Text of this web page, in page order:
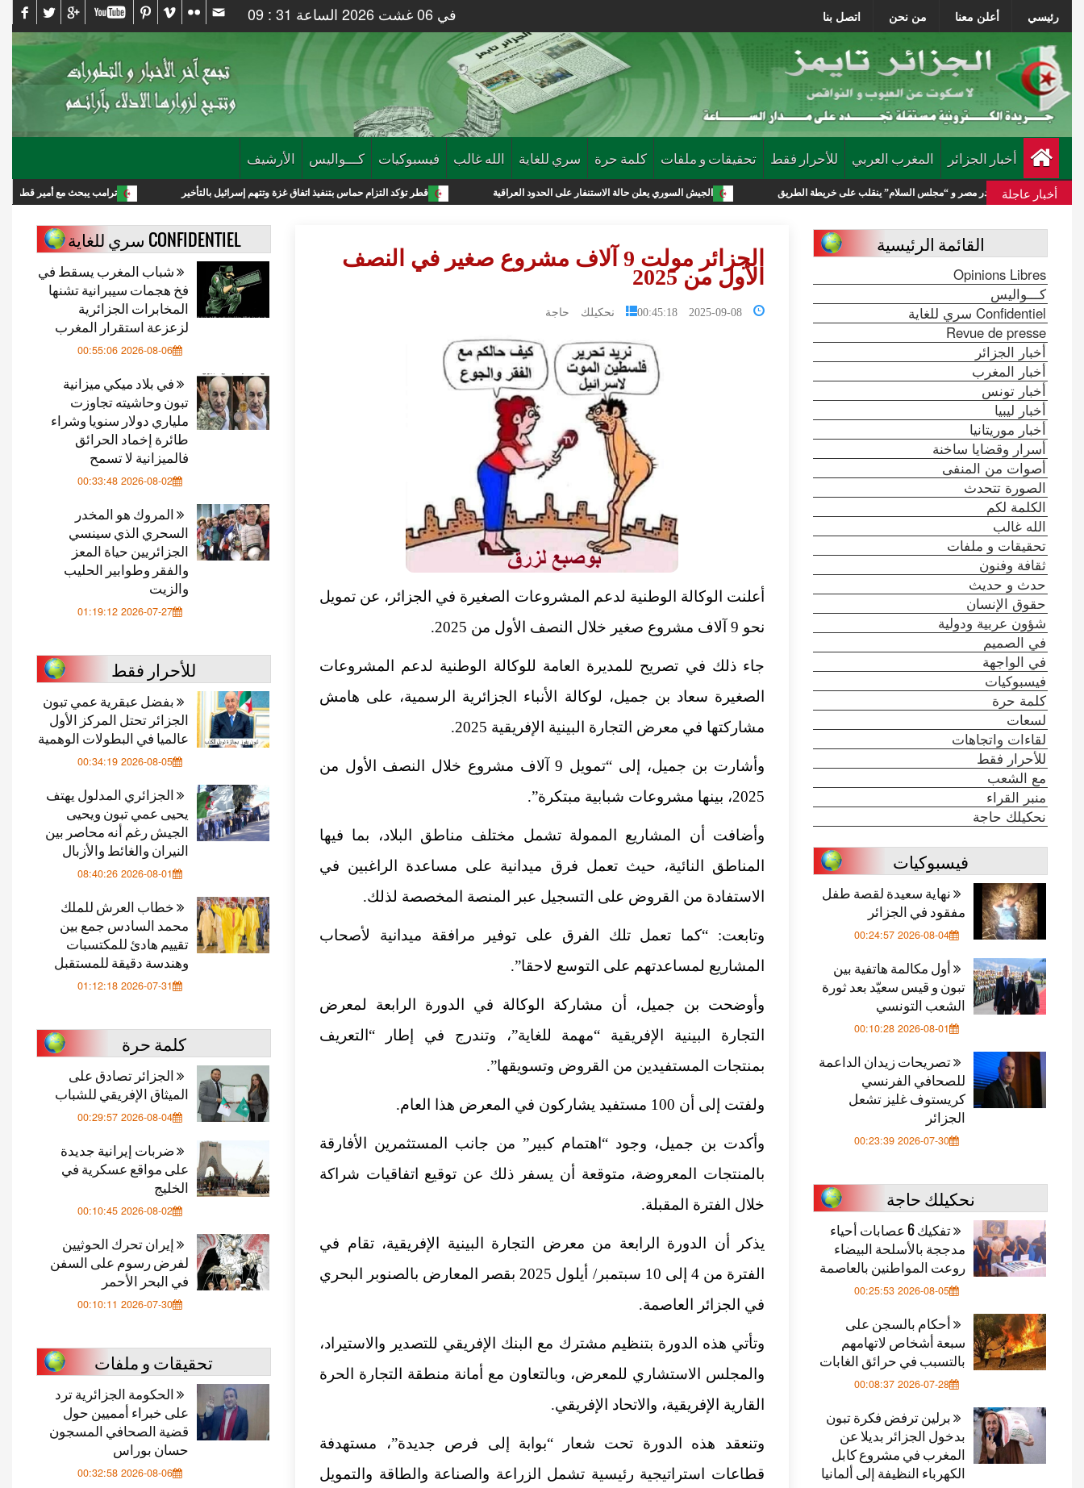
رئيسي أعلن معنا من نحن اتصل بنا في 06 غشت 2026 الساعة 31 : 09
أخبار الجزائر المغرب العربي للأحرار فقط تحقيقات و ملفات كلمة حرة سري للغاية الله غالب فيسبوكيات كـــواليس الأرشيف
أخبار عاجلة ترامب يبحث مع أمير قطر خفض التصعيد مع قطر تؤكد التزام حماس بتنفيذ اتفاق غزة وتتهم إسرائيل بالتأخير الجيش السوري يعلن حالة الاستنفار على الحدود العراقية يغادر مصر و “مجلس السلام” ينقلب على خريطة الطريق
CONFIDENTIEL سري للغاية
شباب المغرب يسقط في
فخ هجمات سيبرانية تشنها
المخابرات الجزائرية
لزعزعة استقرار المغرب
2026-08-06 00:55:06
في بلاد ميكي ميزانية
تبون وحاشيته تجاوزت
ملياري دولار سنويا وشراء
طائرة إخماد الحرائق
فالميزانية لا تسمح
2026-08-02 00:33:48
المروك هو المخدر
السحري الذي سينسي
الجزائريين حياة المعز
والفقر وطوابير الحليب
والزيت
2026-07-27 01:19:12
للأحرار فقط
بفضل عبقرية عمي تبون
الجزائر تحتل المركز الأول
عالميا في البطولات الوهمية
2026-08-05 00:34:19
الجزائري المدلول يهتف
يحيى عمي تبون ويحيى
الجيش رغم أنه محاصر بين
النيران والغائط والأزبال
2026-08-01 08:40:26
خطاب العرش للملك
محمد السادس جمع بين
تقييم هادئ للمكتسبات
وهندسة دقيقة للمستقبل
2026-07-31 01:12:18
كلمة حرة
الجزائر تصادق على
الميثاق الإفريقي للشباب
2026-08-04 00:29:57
ضربات إيرانية جديدة
على مواقع عسكرية في
الخليج
2026-08-02 00:10:45
إيران تحرك الحوثيين
لفرض رسوم على السفن
في البحر الأحمر
2026-07-30 00:10:11
تحقيقات و ملفات
الحكومة الجزائرية ترد
على خبراء أمميين حول
قضية الصحافي المسجون
حسان بوراس
2026-08-06 00:32:58
الجزائر مولت 9 آلاف مشروع صغير في النصف
الأول من 2025
2025-09-08 00:45:18 نحكيلك حاجة
أعلنت الوكالة الوطنية لدعم المشروعات الصغيرة في الجزائر، عن تمويل
نحو 9 آلاف مشروع صغير خلال النصف الأول من 2025.
جاء ذلك في تصريح للمديرة العامة للوكالة الوطنية لدعم المشروعات
الصغيرة سعاد بن جميل، لوكالة الأنباء الجزائرية الرسمية، على هامش
مشاركتها في معرض التجارة البينية الإفريقية 2025.
وأشارت بن جميل، إلى “تمويل 9 آلاف مشروع خلال النصف الأول من
2025، بينها مشروعات شبابية مبتكرة”.
وأضافت أن المشاريع الممولة تشمل مختلف مناطق البلاد، بما فيها
المناطق النائية، حيث تعمل فرق ميدانية على مساعدة الراغبين في
الاستفادة من القروض على التسجيل عبر المنصة المخصصة لذلك.
وتابعت: “كما تعمل تلك الفرق على توفير مرافقة ميدانية لأصحاب
المشاريع لمساعدتهم على التوسع لاحقا”.
وأوضحت بن جميل، أن مشاركة الوكالة في الدورة الرابعة لمعرض
التجارة البينية الإفريقية “مهمة للغاية”، وتندرج في إطار “التعريف
بمنتجات المستفيدين من القروض وتسويقها”.
ولفتت إلى أن 100 مستفيد يشاركون في المعرض هذا العام.
وأكدت بن جميل، وجود “اهتمام كبير” من جانب المستثمرين الأفارقة
بالمنتجات المعروضة، متوقعة أن يسفر ذلك عن توقيع اتفاقيات شراكة
خلال الفترة المقبلة.
يذكر أن الدورة الرابعة من معرض التجارة البينية الإفريقية، تقام في
الفترة من 4 إلى 10 سبتمبر/ أيلول 2025 بقصر المعارض بالصنوبر البحري
في الجزائر العاصمة.
وتأتي هذه الدورة بتنظيم مشترك مع البنك الإفريقي للتصدير والاستيراد،
والمجلس الاستشاري للمعرض، وبالتعاون مع أمانة منطقة التجارة الحرة
القارية الإفريقية، والاتحاد الإفريقي.
وتنعقد هذه الدورة تحت شعار “بوابة إلى فرص جديدة”، مستهدفة
قطاعات استراتيجية رئيسية تشمل الزراعة والصناعة والطاقة والتمويل
القائمة الرئيسية
Opinions Libres
كـــواليس
Confidentiel سري للغاية
Revue de presse
أخبار الجزائر
أخبار المغرب
أخبار تونس
أخبار ليبيا
أخبار موريتانيا
أسرار وقضايا ساخنة
أصوات من المنفى
الصورة تتحدث
الكلمة لكم
الله غالب
تحقيقات و ملفات
ثقافة وفنون
حدث و حديث
حقوق الإنسان
شؤون عربية ودولية
في الصميم
في الواجهة
فيسبوكيات
كلمة حرة
لسعات
لقاءات واتجاهات
للأحرار فقط
مع الشعب
منبر القراء
نحكيلك حاجة
فيسبوكيات
نهاية سعيدة لقصة طفل
مفقود في الجزائر
2026-08-04 00:24:57
أول مكالمة هاتفية بين
تبون و قيس سعيّد بعد ثورة
الشعب التونسي
2026-08-01 00:10:28
تصريحات زيدان الداعمة
للصحافي الفرنسي
كريستوف غليز تشعل
الجزائر
2026-07-30 00:23:39
نحكيلك حاجة
تفكيك 6 عصابات أحياء
مدججة بالأسلحة البيضاء
روعت المواطنين بالعاصمة
2026-08-05 00:25:53
أحكام بالسجن على
سبعة أشخاص لاتهامهم
بالتسبب في حرائق الغابات
2026-07-28 00:08:37
برلين ترفض فكرة تبون
بدخول الجزائر بديلا عن
المغرب في مشروع كابل
الكهرباء النظيفة إلى ألمانيا